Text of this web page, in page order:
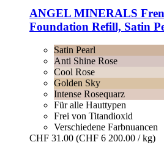
ANGEL MINERALS
Foundation Refill, Satin
Satin Pearl
Anti Shine Rose
Cool Rose
Golden Sky
Intense Rosequarz
Für alle Hauttypen
Frei von Titandioxid
Verschiedene Farbnuancen
CHF 31.00 (CHF 6 200.00 / kg)